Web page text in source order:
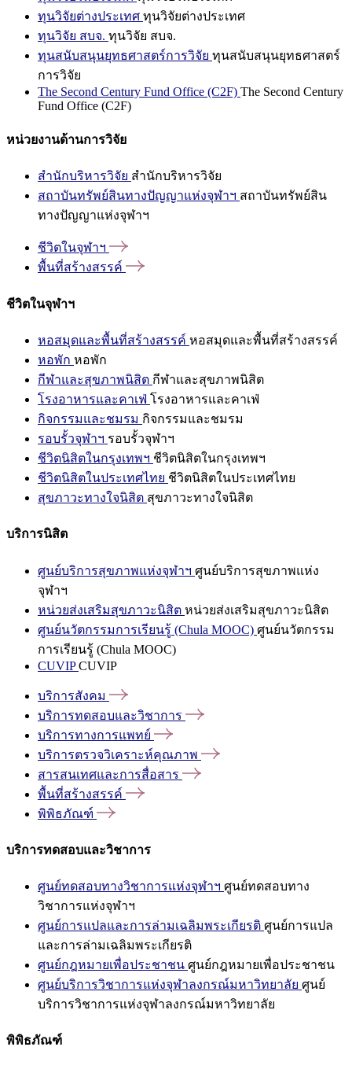
ทุนวิจัยต่างประเทศ ทุนวิจัยต่างประเทศ
ทุนวิจัย สบจ. ทุนวิจัย สบจ.
ทุนสนับสนุนยุทธศาสตร์การวิจัย ทุนสนับสนุนยุทธศาสตร์
การวิจัย
The Second Century Fund Office (C2F) The Second Century
Fund Office (C2F)
หน่วยงานด้านการวิจัย
สำนักบริหารวิจัย สำนักบริหารวิจัย
สถาบันทรัพย์สินทางปัญญาแห่งจุฬาฯ สถาบันทรัพย์สิน
ทางปัญญาแห่งจุฬาฯ
ชีวิตในจุฬาฯ
พื้นที่สร้างสรรค์
ชีวิตในจุฬาฯ
หอสมุดและพื้นที่สร้างสรรค์ หอสมุดและพื้นที่สร้างสรรค์
หอพัก หอพัก
กีฬาและสุขภาพนิสิต กีฬาและสุขภาพนิสิต
โรงอาหารและคาเฟ่ โรงอาหารและคาเฟ่
กิจกรรมและชมรม กิจกรรมและชมรม
รอบรั้วจุฬาฯ รอบรั้วจุฬาฯ
ชีวิตนิสิตในกรุงเทพฯ ชีวิตนิสิตในกรุงเทพฯ
ชีวิตนิสิตในประเทศไทย ชีวิตนิสิตในประเทศไทย
สุขภาวะทางใจนิสิต สุขภาวะทางใจนิสิต
บริการนิสิต
ศูนย์บริการสุขภาพแห่งจุฬาฯ ศูนย์บริการสุขภาพแห่ง
จุฬาฯ
หน่วยส่งเสริมสุขภาวะนิสิต หน่วยส่งเสริมสุขภาวะนิสิต
ศูนย์นวัตกรรมการเรียนรู้ (Chula MOOC) ศูนย์นวัตกรรม
การเรียนรู้ (Chula MOOC)
CUVIPCUVIP
บริการสังคม
บริการทดสอบและวิชาการ
บริการทางการแพทย์
บริการตรวจวิเคราะห์คุณภาพ
สารสนเทศและการสื่อสาร
พื้นที่สร้างสรรค์
พิพิธภัณฑ์
บริการทดสอบและวิชาการ
ศูนย์ทดสอบทางวิชาการแห่งจุฬาฯ ศูนย์ทดสอบทาง
วิชาการแห่งจุฬาฯ
ศูนย์การแปลและการล่ามเฉลิมพระเกียรติ ศูนย์การแปล
และการล่ามเฉลิมพระเกียรติ
ศูนย์กฎหมายเพื่อประชาชน ศูนย์กฎหมายเพื่อประชาชน
ศูนย์บริการวิชาการแห่งจุฬาลงกรณ์มหาวิทยาลัย ศูนย์
บริการวิชาการแห่งจุฬาลงกรณ์มหาวิทยาลัย
พิพิธภัณฑ์